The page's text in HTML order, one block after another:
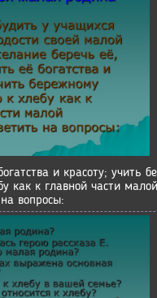
и красоту; учить
как к главной части малой
вопросы: